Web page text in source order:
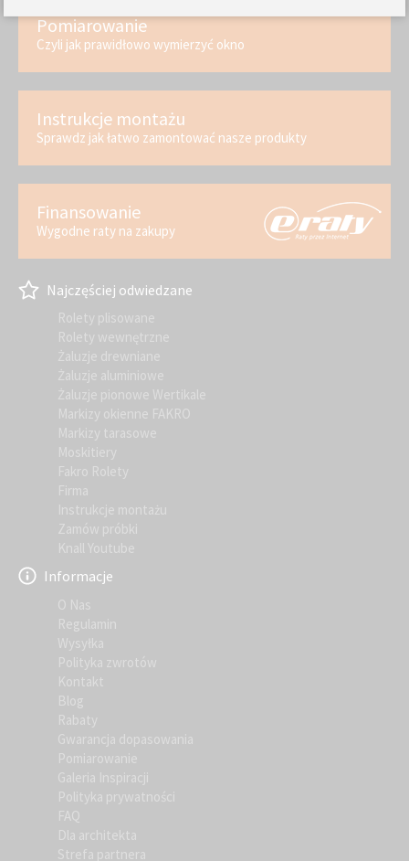
Pomiarowanie
Czyli jak prawidłowo wymierzyć okno
Instrukcje montażu
Sprawdz jak łatwo zamontować nasze produkty
Finansowanie
Wygodne raty na zakupy
Najczęściej odwiedzane
Rolety plisowane
Rolety wewnętrzne
Żaluzje drewniane
Żaluzje aluminiowe
Żaluzje pionowe Wertikale
Markizy okienne FAKRO
Markizy tarasowe
Moskitiery
Fakro Rolety
Firma
Instrukcje montażu
Zamów próbki
Knall Youtube
Informacje
O Nas
Regulamin
Wysyłka
Polityka zwrotów
Kontakt
Blog
Rabaty
Gwarancja dopasowania
Pomiarowanie
Galeria Inspiracji
Polityka prywatności
FAQ
Dla architekta
Strefa partnera